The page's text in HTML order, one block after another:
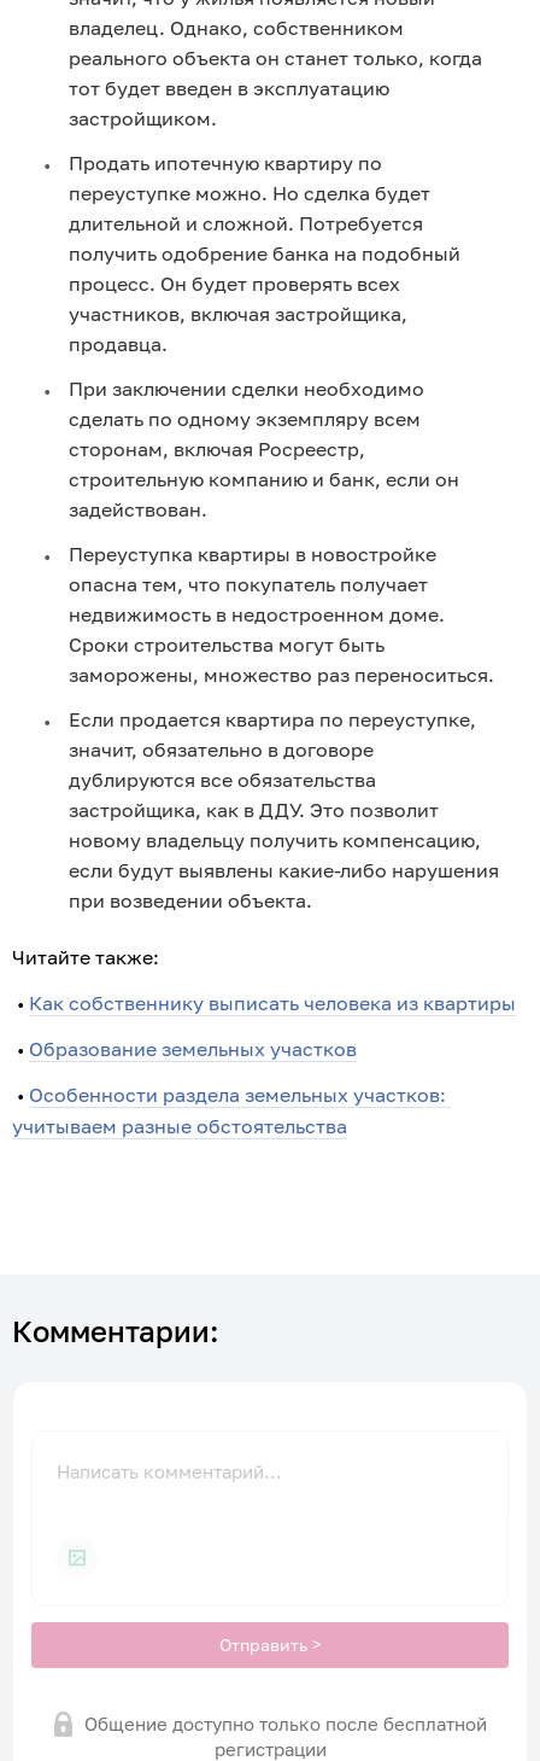
владелец. Однако, собственником
реального объекта он станет только, когда
тот будет введен в эксплуатацию
застройщиком.
Продать ипотечную квартиру по
переуступке можно. Но сделка будет
длительной и сложной. Потребуется
получить одобрение банка на подобный
процесс. Он будет проверять всех
участников, включая застройщика,
продавца.
При заключении сделки необходимо
сделать по одному экземпляру всем
сторонам, включая Росреестр,
строительную компанию и банк, если он
задействован.
Переуступка квартиры в новостройке
опасна тем, что покупатель получает
недвижимость в недостроенном доме.
Сроки строительства могут быть
заморожены, множество раз переноситься.
Если продается квартира по переуступке,
значит, обязательно в договоре
дублируются все обязательства
застройщика, как в ДДУ. Это позволит
новому владельцу получить компенсацию,
если будут выявлены какие-либо нарушения
при возведении объекта.
Читайте также:
• Как собственнику выписать человека из квартиры
• Образование земельных участков
• Особенности раздела земельных участков:
учитываем разные обстоятельства
Комментарии:
Отправить >
Общение доступно только после бесплатной
регистрации